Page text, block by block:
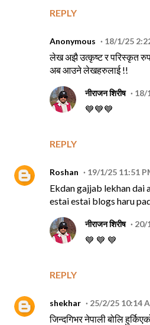
REPLY
Anonymous 18/1/25
लेख अझै उत्कृष्ट र परिस्कृत
अब आउने लेखहरुलाई !!
REPLY
नीराजन शिरीष 18/
💙💙💙
Roshan 19/1/25 11:51
Ekdan gajjab lekhan dai
estai estai blogs haru
REPLY
नीराजन शिरीष 20/
💙 💙 💙
shekhar 25/2/25 10:14
जिन्दगिभर नेपाली बोलि